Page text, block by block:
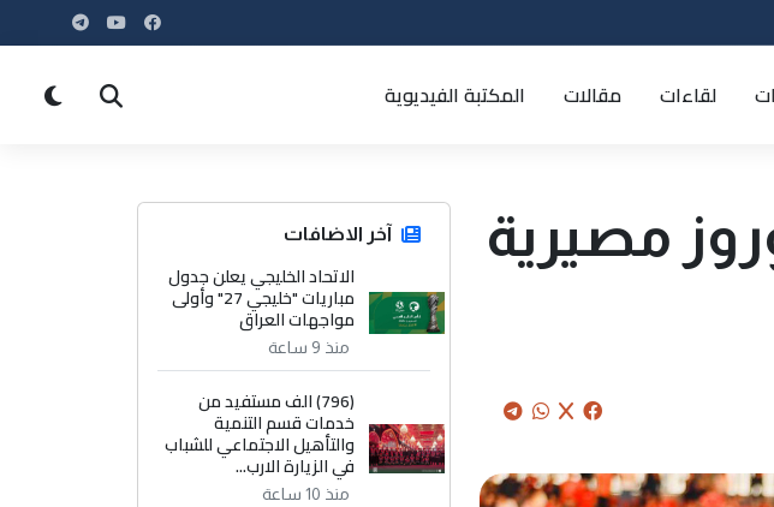
لقاءات مقالات المكتبة الفيديوية
مصيرية
آخر الاضافات
الاتحاد الخليجي يعلن جدول
مباريات "خليجي 27" وأولى
مواجهات العراق
منذ 9 ساعة
(796) الف مستفيد من
خدمات قسم التنمية
والتأهيل الاجتماعي للشباب
في الزيارة الارب...
منذ 10 ساعة